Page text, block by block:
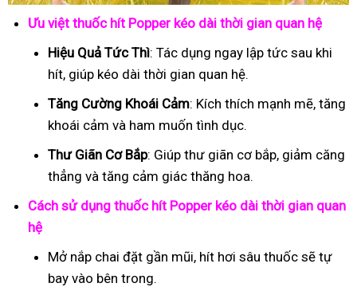
Ưu việt thuốc hít Popper kéo dài thời gian quan hệ
Hiệu Quả Tức Thì: Tác dụng ngay lập tức sau khi
hít, giúp kéo dài thời gian quan hệ.
Tăng Cường Khoái Cảm: Kích thích mạnh mẽ, tăng
khoái cảm và ham muốn tình dục.
Thư Giãn Cơ Bắp: Giúp thư giãn cơ bắp, giảm căng
thẳng và tăng cảm giác thăng hoa.
Cách sử dụng thuốc hít Popper kéo dài thời gian quan
hệ
Mở nắp chai đặt gần mũi, hít hơi sâu thuốc sẽ tự
bay vào bên trong.